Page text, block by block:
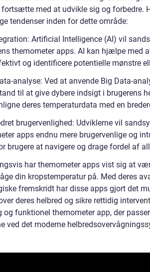
med at udvikle sig og forbedre.
tendenser inden for dette område:
Artificial Intelligence (AI) vil
themometer apps. AI kan hjælpe med
og identificere potentielle mønstre
analyse: Ved at anvende Big Data-
til at give dybere indsigt i brugerens
deres temperaturdata med en
brugervenlighed: Udviklerne vil
apps endnu mere brugervenlige og
brugere at navigere og drage fordel af
har themometer apps vist sig at
din kropstemperatur på. Med deres
fremskridt har disse apps gjort det
deres helbred og sikre rettidig
og funktionel themometer app, der
ved det moderne